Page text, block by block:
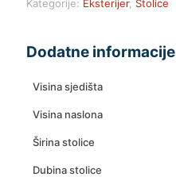
Kategorije: Eksterijer, Stolice
Dodatne informacije
Visina sjedišta
Visina naslona
Širina stolice
Dubina stolice